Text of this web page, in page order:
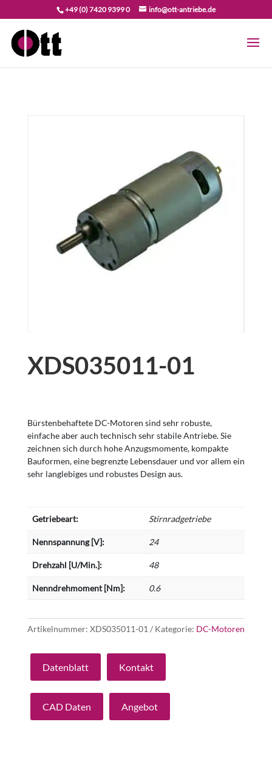
+49 (0) 7420 9399 0 info@ott-antriebe.de
XDS035011-01
Bürstenbehaftete DC-Motoren sind sehr robuste,
einfache aber auch technisch sehr stabile Antriebe. Sie
zeichnen sich durch hohe Anzugsmomente, kompakte
Bauformen, eine begrenzte Lebensdauer und vor allem ein
sehr langlebiges und robustes Design aus.
Getriebeart: Stirnradgetriebe
Nennspannung [V]: 24
Drehzahl [U/Min.]: 48
Nenndrehmoment [Nm]: 0.6
Artikelnummer: XDS035011-01 Kategorie: DC-Motoren
Datenblatt Kontakt
CAD Daten Angebot